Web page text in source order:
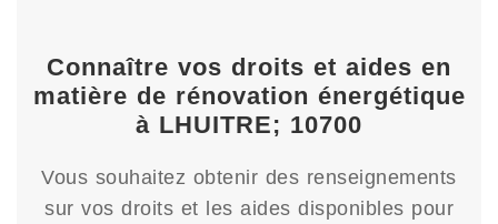
Connaître vos droits et aides en
matière de rénovation énergétique
à LHUITRE; 10700
Vous souhaitez obtenir des renseignements
sur vos droits et les aides disponibles pour